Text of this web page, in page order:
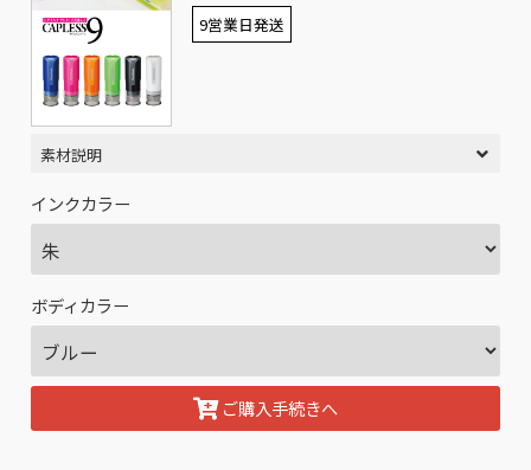
9営業日発送
素材説明
インクカラー
ボディカラー
ご購入手続きへ